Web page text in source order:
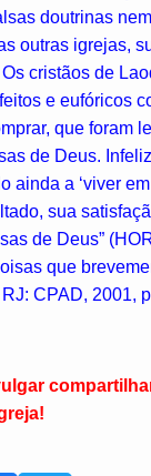
doutrinas
outras igrejas,
cristãos de
e eufóricos
que foram
de Deus.
ainda a ‘viver
sua
de Deus”
que
CPAD, 2001,